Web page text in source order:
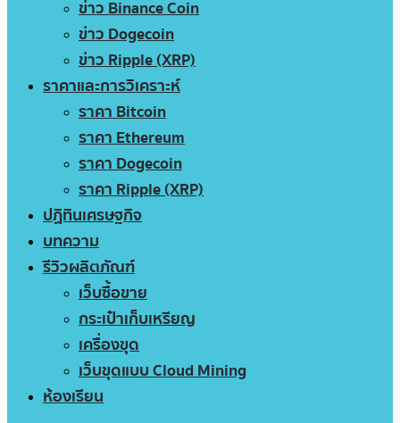
ข่าว Binance Coin
ข่าว Dogecoin
ข่าว Ripple (XRP)
ราคาและการวิเคราะห์
ราคา Bitcoin
ราคา Ethereum
ราคา Dogecoin
ราคา Ripple (XRP)
ปฏิทินเศรษฐกิจ
บทความ
รีวิวผลิตภัณฑ์
เว็บซื้อขาย
กระเป๋าเก็บเหรียญ
เครื่องขุด
เว็บขุดแบบ Cloud Mining
ห้องเรียน